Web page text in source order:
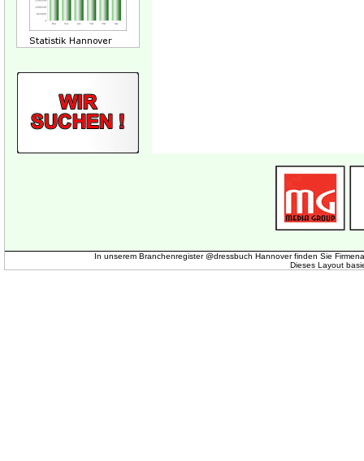
In unserem Branchenregister @dressbuch Hannover finden Sie
Dieses Layout